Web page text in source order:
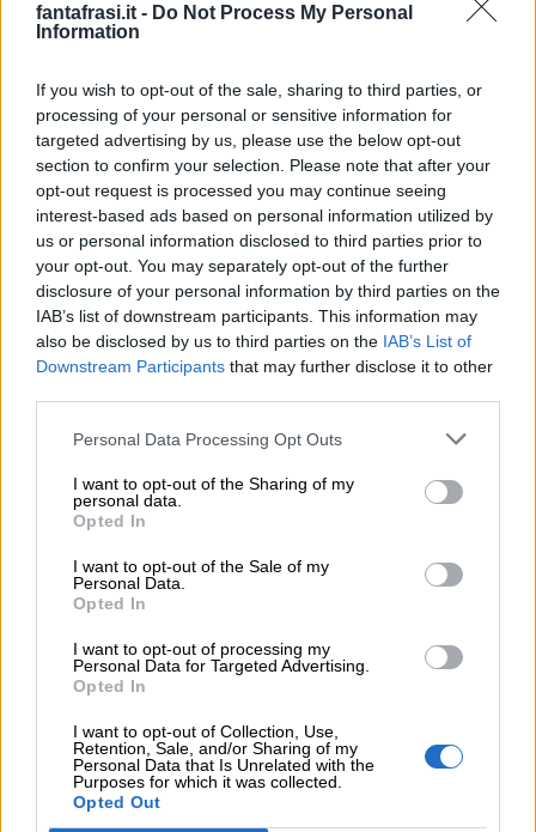
fantafrasi.it - Do Not Process My Personal
Information
If you wish to opt-out of the sale, sharing to third parties, or
processing of your personal or sensitive information for
targeted advertising by us, please use the below opt-out
section to confirm your selection. Please note that after your
opt-out request is processed you may continue seeing
interest-based ads based on personal information utilized by
us or personal information disclosed to third parties prior to
your opt-out. You may separately opt-out of the further
disclosure of your personal information by third parties on the
IAB’s list of downstream participants. This information may
also be disclosed by us to third parties on the IAB’s List of
Downstream Participants that may further disclose it to other
Personal Data Processing Opt Outs
I want to opt-out of the Sharing of my
personal data.
Opted In
I want to opt-out of the Sale of my
Personal Data.
Opted In
I want to opt-out of processing my
Personal Data for Targeted Advertising.
Opted In
I want to opt-out of Collection, Use,
Retention, Sale, and/or Sharing of my
Personal Data that Is Unrelated with the
Purposes for which it was collected.
Opted Out
sta affrontando difficoltà nel gestire le proprie
sentimenti. Sognare anguille che scappano
potrebbe riflettere il desiderio del sognatore di
evitare conflitti o situazioni che potrebbero
diventare troppo intense emotivamente.
Sognare di uccidere un’anguilla:sognare di
uccidere un’anguilla potrebbe simboleggiare la
necessità del sognatore di porre fine a una
riflettere il desiderio del sognatore di prendere il
controllo delle proprie emozioni o di affrontare in
modo diretto una sfida emotiva. Sognare di
uccidere un’anguilla potrebbe anche
rappresentare il desiderio di apportare un
cambiamento radicale nella propria vita o nel
proprio stato emotivo.
Sognare un’anguilla che morde:sognare
un’anguilla che morde potrebbe riflettere conflitti
o tensioni nelle relazioni personali del sognatore.